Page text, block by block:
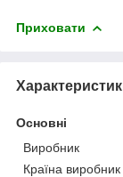
Приховати
Основні
Виробник
Країна виробник